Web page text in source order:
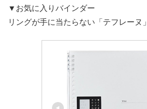
▼お気に入りバインダー
リングが手に当たらない「テフレーヌ」